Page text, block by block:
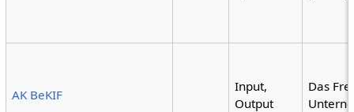
AK BeKIF
Input,
Output
Das